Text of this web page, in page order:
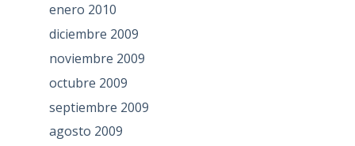
enero 2010
diciembre 2009
noviembre 2009
octubre 2009
septiembre 2009
agosto 2009